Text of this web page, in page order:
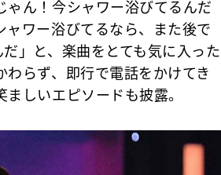
ん！今シャワー浴びてるんだ
ワー浴びてるなら、また後で
」と、楽曲をとても気に入った
らず、即行で電話をかけてき
しいエピソードも披露。